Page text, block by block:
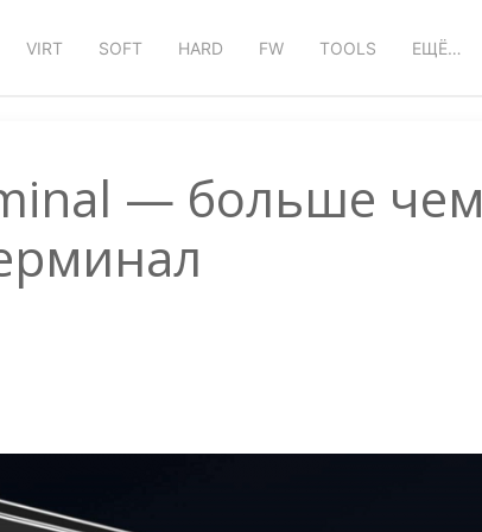
VIRT SOFT HARD FW TOOLS ЕЩЁ…
— больше чем